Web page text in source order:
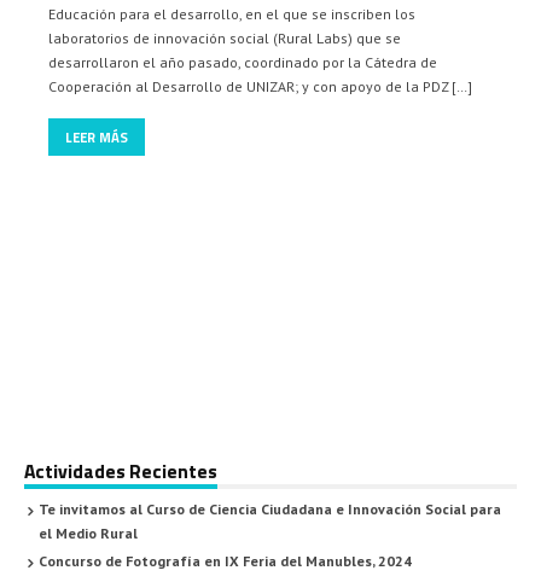
Educación para el desarrollo, en el que se inscriben los
laboratorios de innovación social (Rural Labs) que se
desarrollaron el año pasado, coordinado por la Cátedra de
Cooperación al Desarrollo de UNIZAR; y con apoyo de la PDZ […]
LEER MÁS
Actividades Recientes
Te invitamos al Curso de Ciencia Ciudadana e Innovación Social para
el Medio Rural
Concurso de Fotografía en IX Feria del Manubles, 2024